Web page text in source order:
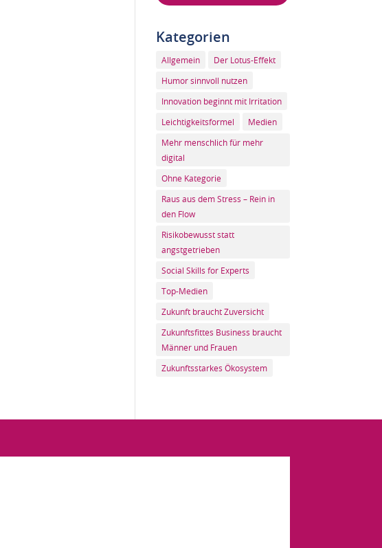
Kategorien
Allgemein
Der Lotus-Effekt
Humor sinnvoll nutzen
Innovation beginnt mit Irritation
Leichtigkeitsformel
Medien
Mehr menschlich für mehr
digital
Ohne Kategorie
Raus aus dem Stress – Rein in
den Flow
Risikobewusst statt
angstgetrieben
Social Skills for Experts
Top-Medien
Zukunft braucht Zuversicht
Zukunftsfittes Business braucht
Männer und Frauen
Zukunftsstarkes Ökosystem